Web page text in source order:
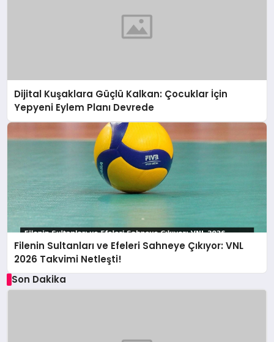
Dijital Kuşaklara Güçlü Kalkan: Çocuklar İçin
Yepyeni Eylem Planı Devrede
Filenin Sultanları ve Efeleri Sahneye Çıkıyor: VNL
2026 Takvimi Netleşti!
Son Dakika